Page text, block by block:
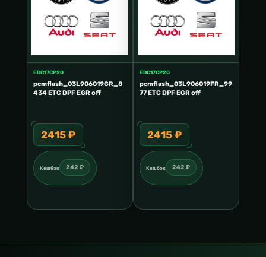
EDC17CP20
pcmflash_03L906019GR_8
434 ETC DPF EGR off
2415 ₽
Кешбэк 242 ₽
EDC17CP20
pcmflash_03L906019FR_99
77 ETC DPF EGR off
2415 ₽
Кешбэк 242 ₽